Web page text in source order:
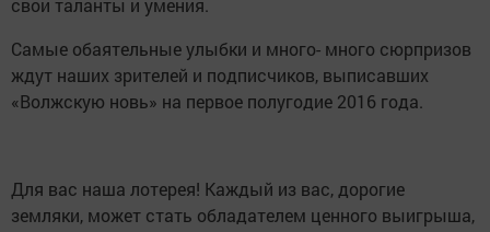
свои таланты и умения.
Самые обаятельные улыбки и много- много сюрпризов
ждут наших зрителей и подписчиков, выписавших
«Волжскую новь» на первое полугодие 2016 года.
Для вас наша лотерея! Каждый из вас, дорогие
земляки, может стать обладателем ценного выигрыша,